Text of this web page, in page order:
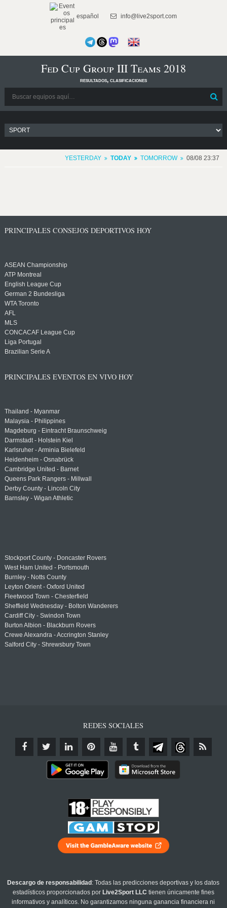
español info@live2sport.com
Fed Cup Group III Teams 2018
resultados, clasificaciones
YESTERDAY TODAY TOMORROW 08/08 23:37
PRINCIPALES CONSEJOS DEPORTIVOS HOY
ASEAN Championship
ATP Montreal
English League Cup
German 2 Bundesliga
WTA Toronto
AFL
MLS
CONCACAF League Cup
Liga Portugal
Brazilian Serie A
PRINCIPALES EVENTOS EN VIVO HOY
Thailand - Myanmar
Malaysia - Philippines
Magdeburg - Eintracht Braunschweig
Darmstadt - Holstein Kiel
Karlsruher - Arminia Bielefeld
Heidenheim - Osnabrück
Cambridge United - Barnet
Queens Park Rangers - Millwall
Derby County - Lincoln City
Barnsley - Wigan Athletic
Stockport County - Doncaster Rovers
West Ham United - Portsmouth
Burnley - Notts County
Leyton Orient - Oxford United
Fleetwood Town - Chesterfield
Sheffield Wednesday - Bolton Wanderers
Cardiff City - Swindon Town
Burton Albion - Blackburn Rovers
Crewe Alexandra - Accrington Stanley
Salford City - Shrewsbury Town
REDES SOCIALES
Descargo de responsabilidad : Todas las predicciones deportivas y los datos
estadísticos proporcionados por Live2Sport LLC tienen únicamente fines
informativos y analíticos. No garantizamos ninguna ganancia financiera ni